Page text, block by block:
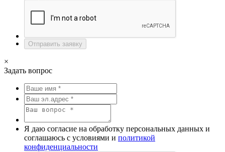
Отправить заявку
×
Задать вопрос
Я даю согласие на обработку персональных данных и
соглашаюсь с условиями и политикой
конфиденциальности